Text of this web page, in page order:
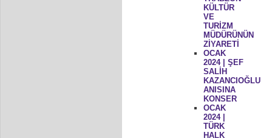
KÜLTÜR
VE
TURİZM
MÜDÜRÜNÜN
ZİYARETİ
OCAK
2024 | ŞEF
SALİH
KAZANCIOĞLU
ANISINA
KONSER
OCAK
2024 |
TÜRK
HALK